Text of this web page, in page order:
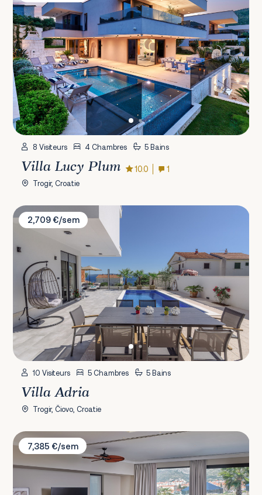
8 Visiteurs 4 Chambres 5 Bains
Villa Lucy Plum 10.0 1
Trogir, Croatie
Villa Adria
2,709 €/sem
10 Visiteurs 5 Chambres 5 Bains
Villa Adria
Trogir, Čiovo, Croatie
Villa Maestro
7,385 €/sem